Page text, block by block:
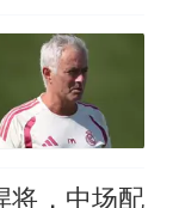
将，中场配